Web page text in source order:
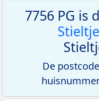
7756 PG is
De